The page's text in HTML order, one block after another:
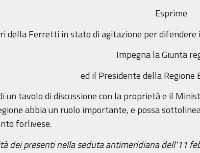
Esprime
della Ferretti in stato di agitazione per
Impegna la Giunta
ed il Presidente della Regione
un tavolo di discussione con la proprietà e il
abbia un ruolo importante, e possa
forlivese.
dei presenti nella seduta antimeridiana dell'11